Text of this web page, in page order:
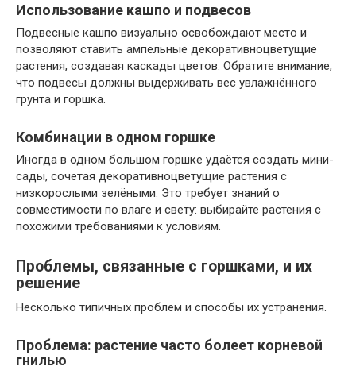
Использование кашпо и подвесов
Подвесные кашпо визуально освобождают место и
позволяют ставить ампельные декоративноцветущие
растения, создавая каскады цветов. Обратите внимание,
что подвесы должны выдерживать вес увлажнённого
грунта и горшка.
Комбинации в одном горшке
Иногда в одном большом горшке удаётся создать мини-
сады, сочетая декоративноцветущие растения с
низкорослыми зелёными. Это требует знаний о
совместимости по влаге и свету: выбирайте растения с
похожими требованиями к условиям.
Проблемы, связанные с горшками, и их
решение
Несколько типичных проблем и способы их устранения.
Проблема: растение часто болеет корневой
гнилью